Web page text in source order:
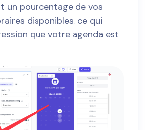
un pourcentage de vos
disponibles, ce qui
que votre agenda est